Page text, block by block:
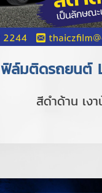
ฟิล์มติดรถยนต์
สีดำด้าน เง